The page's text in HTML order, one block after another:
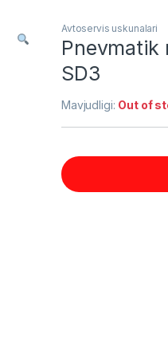
Avtoservis uskunalari
Pnevmatik
SD3
Mavjudligi: Out of